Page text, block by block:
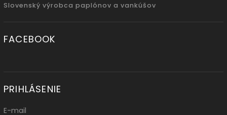
Slovenský výrobca paplónov a vankúšov
FACEBOOK
PRIHLÁSENIE
E-mail